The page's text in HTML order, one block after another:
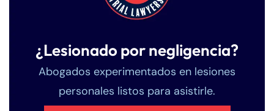
¿Lesionado por negligencia?
Abogados experimentados en lesiones
personales listos para asistirle.